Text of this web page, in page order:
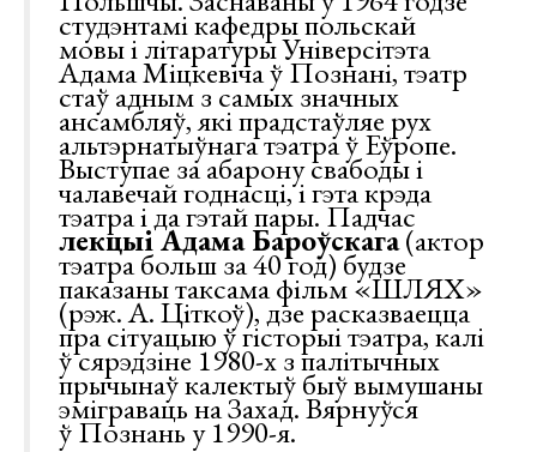
студэнтамі кафедры польскай
мовы і літаратуры Універсітэта
Адама Міцкевіча ў Познані, тэатр
стаў адным з самых значных
ансамбляў, які прадстаўляе рух
альтэрнатыўнага тэатра ў Еўропе.
Выступае за абарону свабоды і
чалавечай годнасці, і гэта крэда
тэатра і да гэтай пары. Падчас
лекцыі Адама Бароўскага(актор
тэатра больш за 40 год) будзе
паказаны таксама фільм «ШЛЯХ»
(рэж. А. Ціткоў), дзе расказваецца
пра сітуацыю ў гісторыі тэатра, калі
ў сярэдзіне 1980-х з палітычных
прычынаў калектыў быў вымушаны
эміграваць на Захад. Вярнуўся
ў Познань у 1990-я.